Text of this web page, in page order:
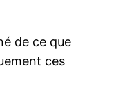
de ce que
ces